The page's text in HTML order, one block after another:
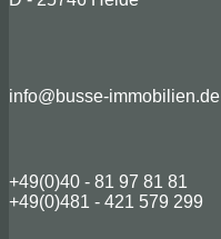
info@busse-immobilien.de
+49(0)40 - 81 97 81 81
+49(0)481 - 421 579 299